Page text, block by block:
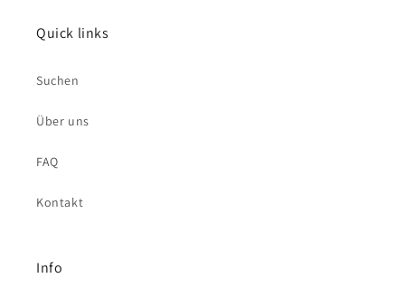
Quick links
Suchen
Über uns
FAQ
Kontakt
Info